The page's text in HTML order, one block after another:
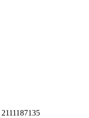
2111187135